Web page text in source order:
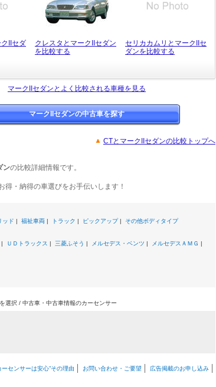
IIセダ
クレスタとマークIIセダン
を比較する
セリカカムリとマークIIセ
ダンを比較する
マークIIセダンとよく比較される車種を見る
マークIIセダンの中古車を探す
CTとマークIIセダンの比較トップへ
ンの比較詳細情報です。
・納得の車選びをお手伝いします！
ッド | 福祉車両 | トラック | ピックアップ| その他ボディタイプ
| ＵＤトラックス | 三菱ふそう | メルセデス・ベンツ | メルセデスＡＭＧ |
選択 / 中古車・中古車情報のカーセンサー
ーセンサーは安心”その理由 お問い合わせ・ご要望 広告掲載のお申し込み